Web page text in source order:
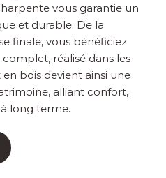
vous garantie un
et durable. De la
finale, vous bénéficiez
réalisé dans les
en bois devient ainsi une
alliant confort,
long terme.